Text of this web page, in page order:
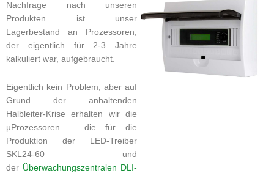
Nachfrage nach unseren
Produkten ist unser
Lagerbestand an Prozessoren,
der eigentlich für 2-3 Jahre
kalkuliert war, aufgebraucht.
Eigentlich kein Problem, aber auf
Grund der anhaltenden
Halbleiter-Krise erhalten wir die
µProzessoren – die für die
Produktion der LED-Treiber
SKL24-60 und
der Überwachungszentralen DLI-